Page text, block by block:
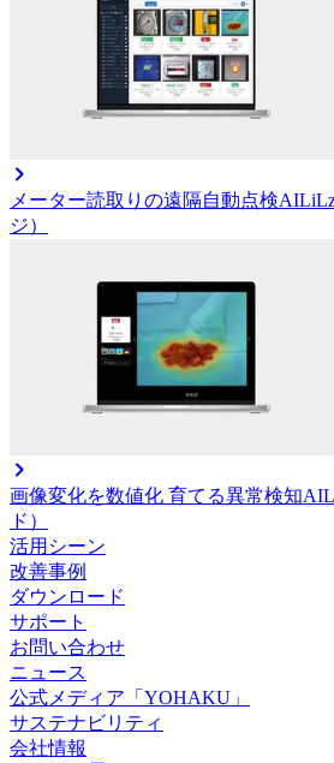
メーター読取りの遠隔自動点検AI
ジ）
画像変化を数値化 育てる異常検知AI
ド）
活用シーン
改善事例
ダウンロード
サポート
お問い合わせ
ニュース
公式メディア「YOHAKU」
サステナビリティ
会社情報